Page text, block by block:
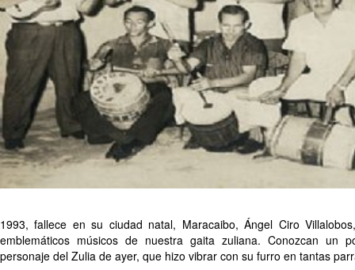
1993, fallece en su ciudad natal, Maracaibo, Ángel Ciro
emblemáticos músicos de nuestra gaita zuliana. Conozcan un
personaje del Zulia de ayer, que hizo vibrar con su furro en tantas